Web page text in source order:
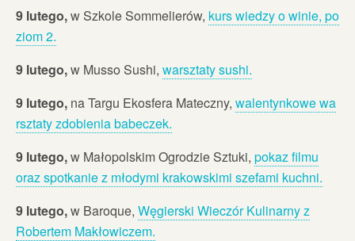
9 lutego,w Szkole Sommelierów, kurs wiedzy o winie, po
ziom 2.
9 lutego,w Musso Sushi, warsztaty sushi.
9 lutego, na Targu Ekosfera Mateczny, walentynkowe wa
rsztaty zdobienia babeczek.
9 lutego,w Małopolskim Ogrodzie Sztuki, pokaz filmu
oraz spotkanie z młodymi krakowskimi szefami kuchni.
9 lutego,w Baroque, Węgierski Wieczór Kulinarny z
Robertem Makłowiczem.